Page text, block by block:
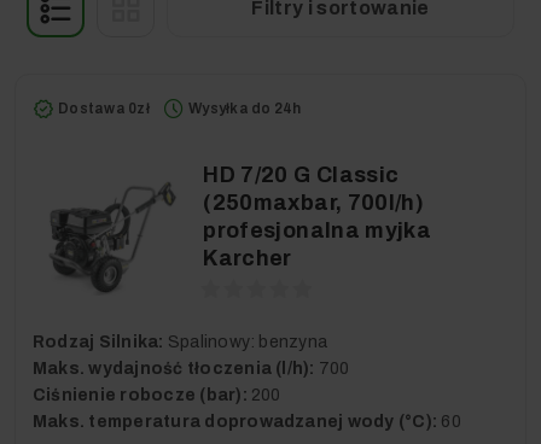
Filtry i sortowanie
Dostawa 0zł Wysyłka do 24h
HD 7/20 G Classic
(250maxbar, 700l/h)
profesjonalna myjka
Karcher
Rodzaj Silnika: Spalinowy: benzyna
Maks. wydajność tłoczenia (l/h): 700
Ciśnienie robocze (bar): 200
Maks. temperatura doprowadzanej wody (°C): 60